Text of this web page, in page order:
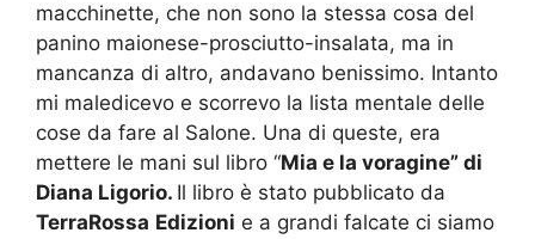
macchinette, che non sono la stessa cosa del
panino maionese-prosciutto-insalata, ma in
mancanza di altro, andavano benissimo. Intanto
mi maledicevo e scorrevo la lista mentale delle
cose da fare al Salone. Una di queste, era
mettere le mani sul libro “Mia e la voragine” di
Diana Ligorio. Il libro è stato pubblicato da
TerraRossa Edizioni e a grandi falcate ci siamo